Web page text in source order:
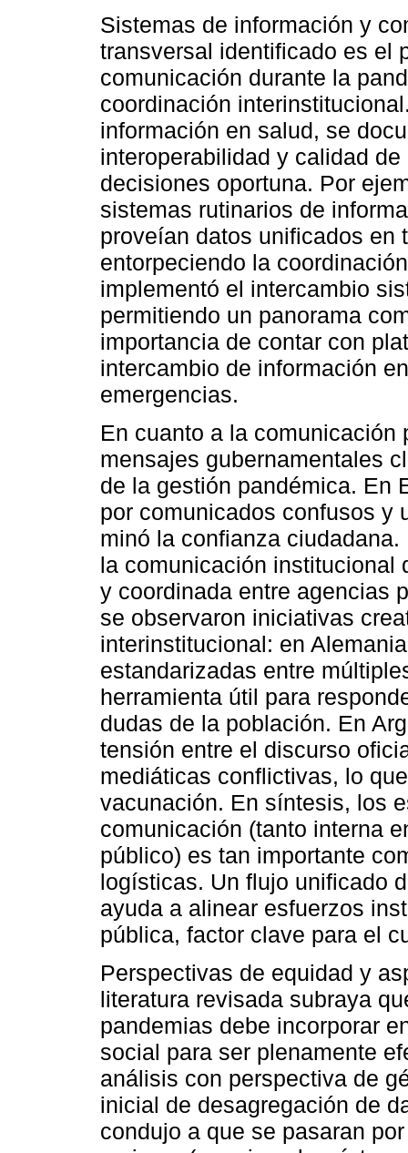
Sistemas de información y
transversal identificado es el
comunicación durante la
coordinación
información en salud, se
interoperabilidad y calidad
decisiones oportuna. Por
sistemas rutinarios de
proveían datos unificados en
entorpeciendo la
implementó el intercambio
permitiendo un panorama
importancia de contar con
intercambio de información
emergencias.
En cuanto a la
mensajes gubernamentales
de la gestión pandémica. En
por comunicados confusos y
minó la confianza
la comunicación institucional
y coordinada entre agencias
se observaron iniciativas
interinstitucional: en
estandarizadas entre
herramienta útil para
dudas de la población. En
tensión entre el discurso
mediáticas conflictivas, lo
vacunación. En síntesis, los
comunicación (tanto interna
público) es tan importante
logísticas. Un flujo unificado
ayuda a alinear esfuerzos
pública, factor clave para el
Perspectivas de equidad y
literatura revisada subraya
pandemias debe incorporar
social para ser plenamente
análisis con perspectiva de
inicial de desagregación de
condujo a que se pasaran